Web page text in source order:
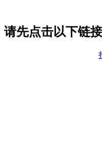
请先点击以下链